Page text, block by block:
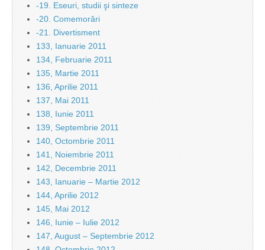
-19. Eseuri, studii şi sinteze
-20. Comemorări
-21. Divertisment
133, Ianuarie 2011
134, Februarie 2011
135, Martie 2011
136, Aprilie 2011
137, Mai 2011
138, Iunie 2011
139, Septembrie 2011
140, Octombrie 2011
141, Noiembrie 2011
142, Decembrie 2011
143, Ianuarie – Martie 2012
144, Aprilie 2012
145, Mai 2012
146, Iunie – Iulie 2012
147, August – Septembrie 2012